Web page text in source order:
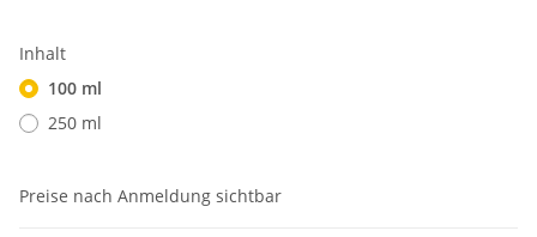
Inhalt
100 ml
250 ml
Preise nach Anmeldung sichtbar